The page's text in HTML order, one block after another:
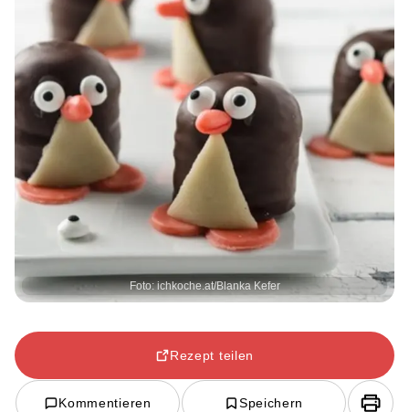
Foto: ichkoche.at/Blanka Kefer
Rezept teilen
Kommentieren Speichern